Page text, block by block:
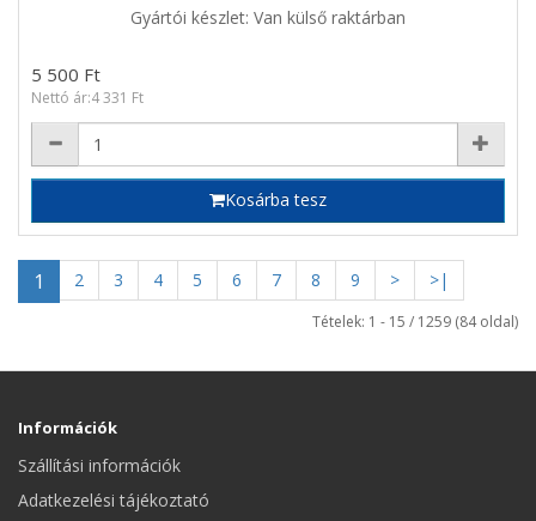
Gyártói készlet: Van külső raktárban
5 500 Ft
Nettó ár:4 331 Ft
Kosárba tesz
1 2 3 4 5 6 7 8 9 > >|
Tételek: 1 - 15 / 1259 (84 oldal)
Információk
Szállítási információk
Adatkezelési tájékoztató